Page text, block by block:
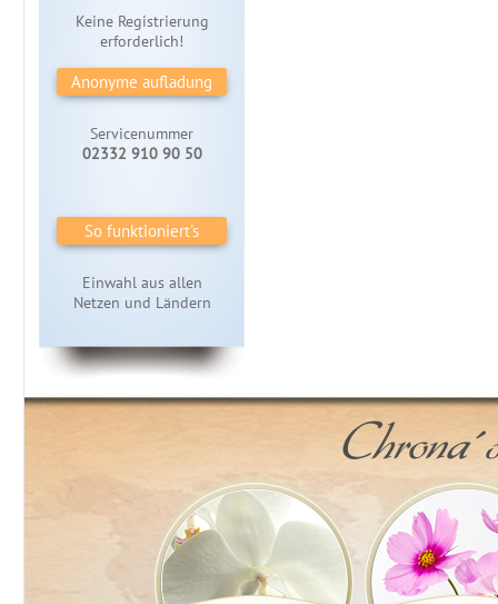
Keine Registrierung
erforderlich!
Anonyme aufladung
Servicenummer
02332 910 90 50
So funktioniert's
Einwahl aus allen
Netzen und Ländern